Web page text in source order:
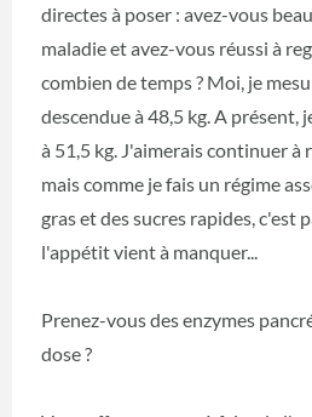
directes à poser : avez-vous
maladie et avez-vous réussi à
combien de temps ? Moi, je
descendue à 48,5 kg. A présent,
à 51,5 kg. J'aimerais continuer à
mais comme je fais un régime
gras et des sucres rapides, c'est
l'appétit vient à manquer...
Prenez-vous des enzymes
dose ?